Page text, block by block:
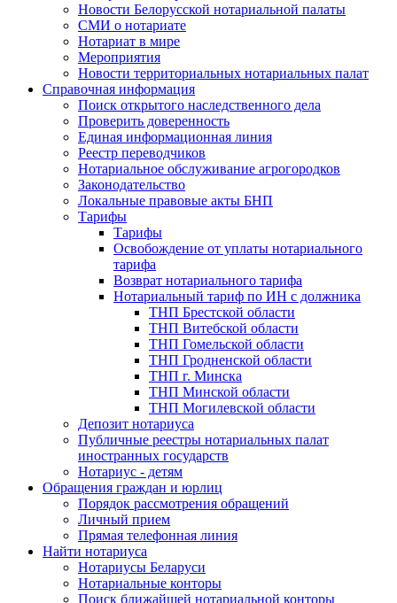
Новости Белорусской нотариальной палаты
СМИ о нотариате
Нотариат в мире
Мероприятия
Новости территориальных нотариальных палат
Справочная информация
Поиск открытого наследственного дела
Проверить доверенность
Единая информационная линия
Реестр переводчиков
Нотариальное обслуживание агрогородков
Законодательство
Локальные правовые акты БНП
Тарифы
Тарифы
Освобождение от уплаты нотариального
тарифа
Возврат нотариального тарифа
Нотариальный тариф по ИН с должника
ТНП Брестской области
ТНП Витебской области
ТНП Гомельской области
ТНП Гродненской области
ТНП г. Минска
ТНП Минской области
ТНП Могилевской области
Депозит нотариуса
Публичные реестры нотариальных палат
иностранных государств
Нотариус - детям
Обращения граждан и юрлиц
Порядок рассмотрения обращений
Личный прием
Прямая телефонная линия
Найти нотариуса
Нотариусы Беларуси
Нотариальные конторы
Поиск ближайшей нотариальной конторы